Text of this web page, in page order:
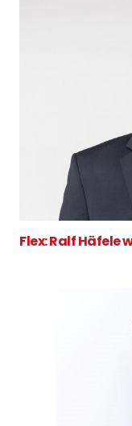
Flex: Ralf Häfele